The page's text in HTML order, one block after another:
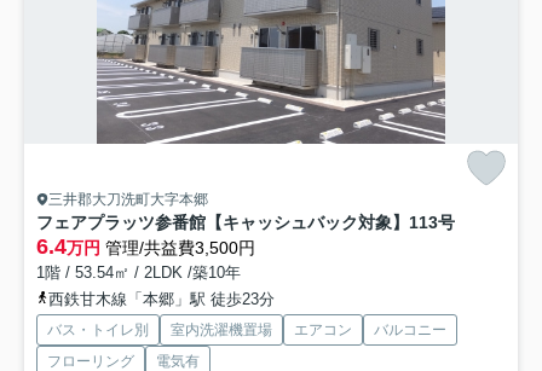
三井郡大刀洗町大字本郷
フェアプラッツ参番館【キャッシュバック対象】 113号
6.4万円 管理/共益費3,500円
1階 / 53.54㎡ / 2LDK /築10年
西鉄甘木線「本郷」駅 徒歩23分
バス・トイレ別 室内洗濯機置場 エアコン
バルコニー
フローリング
電気有